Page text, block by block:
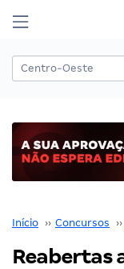
Início ›› Concursos ››
Reabertas